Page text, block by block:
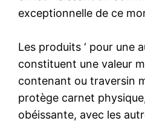
exceptionnelle de ce
Les produits ‘ pour une
constituent une valeur
contenant ou traversin
protège carnet
obéissante, avec les